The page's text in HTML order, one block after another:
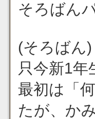
そろばん
(そろばん)
只今新1
最初は「
たが、か